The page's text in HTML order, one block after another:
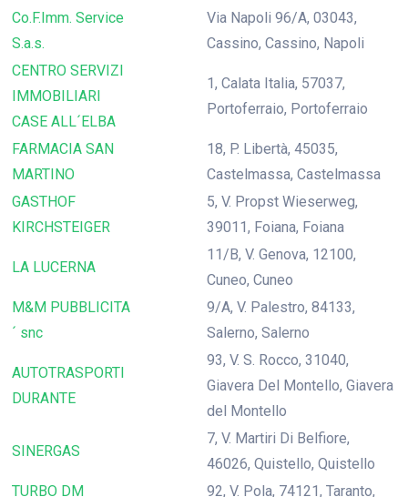
Co.F.Imm. Service
S.a.s.
Via Napoli 96/A, 03043,
Cassino, Cassino, Napoli
CENTRO SERVIZI
IMMOBILIARI
CASE ALL´ELBA
1, Calata Italia, 57037,
Portoferraio, Portoferraio
FARMACIA SAN
MARTINO
18, P. Libertà, 45035,
Castelmassa, Castelmassa
GASTHOF
KIRCHSTEIGER
5, V. Propst Wieserweg,
39011, Foiana, Foiana
LA LUCERNA
11/B, V. Genova, 12100,
Cuneo, Cuneo
M&M PUBBLICITA
´ snc
9/A, V. Palestro, 84133,
Salerno, Salerno
AUTOTRASPORTI
DURANTE
93, V. S. Rocco, 31040,
Giavera Del Montello, Giavera
del Montello
SINERGAS
7, V. Martiri Di Belfiore,
46026, Quistello, Quistello
TURBO DM
92, V. Pola, 74121, Taranto,